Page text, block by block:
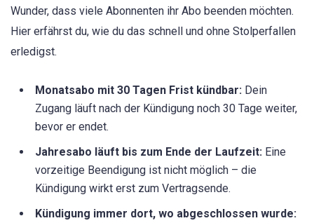
Wunder, dass viele Abonnenten ihr Abo beenden möchten.
Hier erfährst du, wie du das schnell und ohne Stolperfallen
erledigst.
Monatsabo mit 30 Tagen Frist kündbar: Dein
Zugang läuft nach der Kündigung noch 30 Tage weiter,
bevor er endet.
Jahresabo läuft bis zum Ende der Laufzeit: Eine
vorzeitige Beendigung ist nicht möglich – die
Kündigung wirkt erst zum Vertragsende.
Kündigung immer dort, wo abgeschlossen wurde: